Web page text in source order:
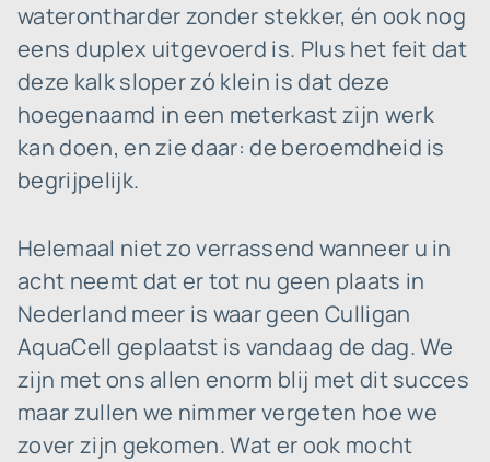
waterontharder zonder stekker, én ook nog
eens duplex uitgevoerd is. Plus het feit dat
deze kalk sloper zó klein is dat deze
hoegenaamd in een meterkast zijn werk
kan doen, en zie daar: de beroemdheid is
begrijpelijk.
Helemaal niet zo verrassend wanneer u in
acht neemt dat er tot nu geen plaats in
Nederland meer is waar geen Culligan
AquaCell geplaatst is vandaag de dag. We
zijn met ons allen enorm blij met dit succes
maar zullen we nimmer vergeten hoe we
zover zijn gekomen. Wat er ook mocht